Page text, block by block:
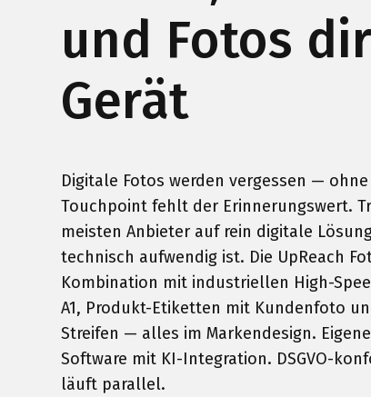
und Fotos
Gerät
Digitale Fotos werden vergessen —
Touchpoint fehlt der Erinnerungswert.
meisten Anbieter auf rein digitale
technisch aufwendig ist. Die UpReach
Kombination mit industriellen High-
A1, Produkt-Etiketten mit Kundenfoto
Streifen — alles im Markendesign.
Software mit KI-Integration. DSGVO-
läuft parallel.